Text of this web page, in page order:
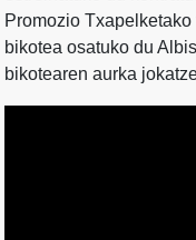
Promozio
bikotea osatuko du
bikotearen aurka